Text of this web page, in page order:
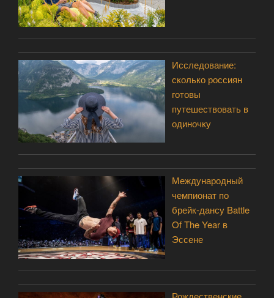
Исследование:
сколько россиян
готовы
путешествовать в
одиночку
Международный
чемпионат по
брейк-дансу Battle
Of The Year в
Эссене